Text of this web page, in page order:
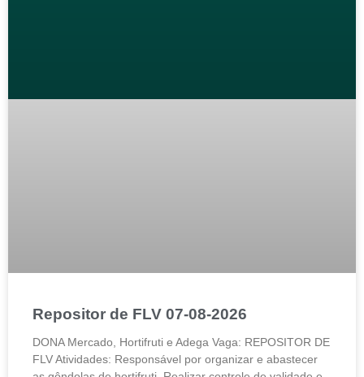
Repositor de FLV 07-08-2026
DONA Mercado, Hortifruti e Adega Vaga: REPOSITOR DE
FLV Atividades: Responsável por organizar e abastecer